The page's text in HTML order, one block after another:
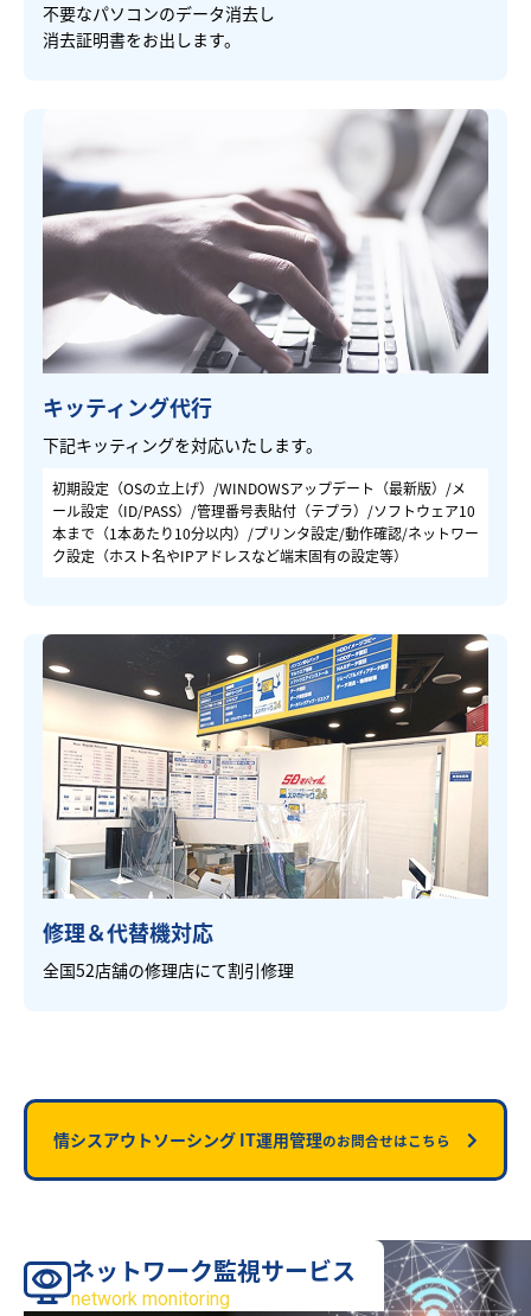
サービス
不要なパソコンのデータ消去し
消去証明書をお出します。
キッティング代行
下記キッティングを対応いたします。
初期設定（OSの立上げ）/WINDOWSアップデート（最新版）/メ
ール設定（ID/PASS）/管理番号表貼付（テプラ）/ソフトウェア10
本まで（1本あたり10分以内）/プリンタ設定/動作確認/ネットワー
ク設定（ホスト名やIPアドレスなど端末固有の設定等）
修理＆代替機対応
全国52店舗の修理店にて割引修理
情シスアウトソーシング IT運用管理のお問合せはこちら
ネットワーク監視サービス
network monitoring